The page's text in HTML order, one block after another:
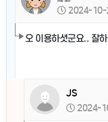
2024-10-
오 이용하셧군요.. 잘
JS
2024-